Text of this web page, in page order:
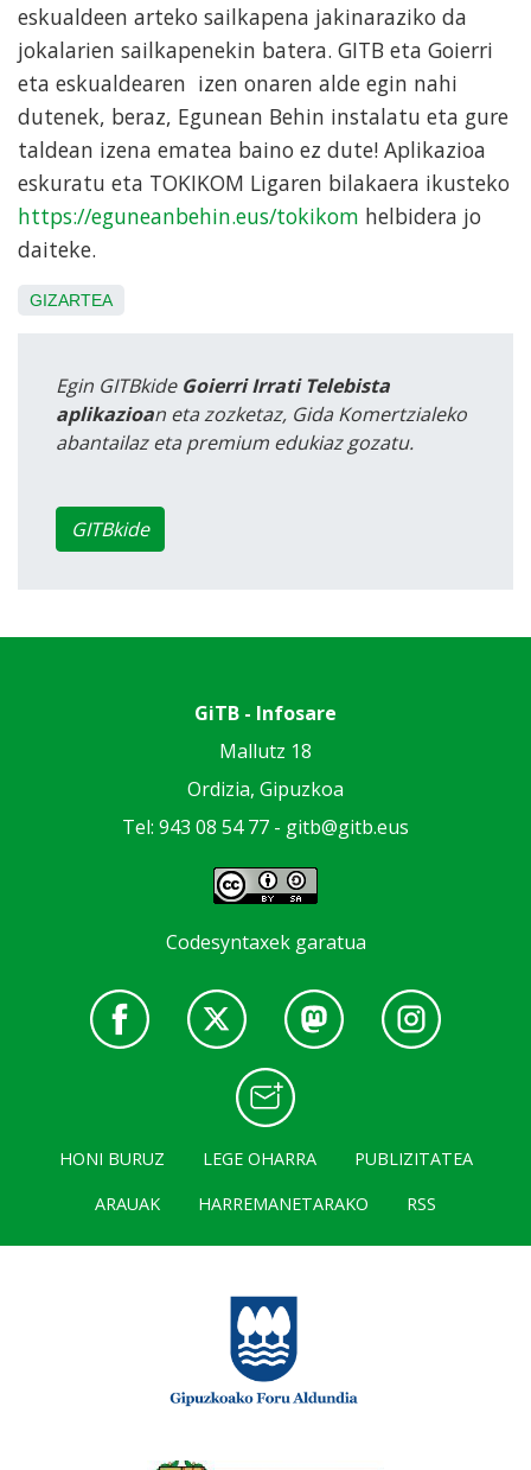
eskualdeen arteko sailkapena jakinaraziko da
jokalarien sailkapenekin batera. GITB eta Goierri
eta eskualdearen izen onaren alde egin nahi
dutenek, beraz, Egunean Behin instalatu eta gure
taldean izena ematea baino ez dute! Aplikazioa
eskuratu eta TOKIKOM Ligaren bilakaera ikusteko
https://eguneanbehin.eus/tokikom helbidera jo
daiteke.
GIZARTEA
Egin GITBkide Goierri Irrati Telebista
aplikazioan eta zozketaz, Gida Komertzialeko
abantailaz eta premium edukiaz gozatu.
GITBkide
GiTB - Infosare
Mallutz 18
Ordizia, Gipuzkoa
Tel: 943 08 54 77 - gitb@gitb.eus
Codesyntaxek garatua
HONI BURUZ LEGE OHARRA
PUBLIZITATEA
ARAUAK
HARREMANETARAKO RSS